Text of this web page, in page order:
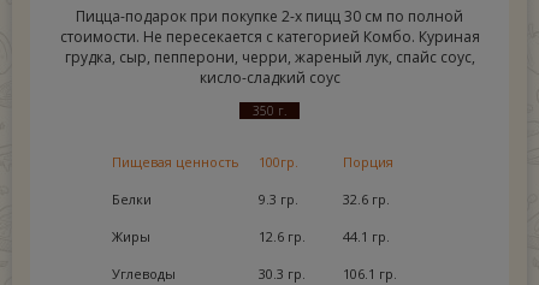
Пицца-подарок при покупке 2-х пицц 30 см по полной
стоимости. Не пересекается с категорией Комбо. Куриная
грудка, сыр, пепперони, черри, жареный лук, спайс соус,
кисло-сладкий соус
350 г.
Пищевая ценность 100гр. Порция
Белки 9.3 гр. 32.6 гр.
Жиры 12.6 гр. 44.1 гр.
Углеводы 30.3 гр. 106.1 гр.